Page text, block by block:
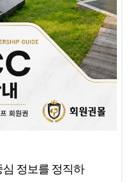
정보를 정직하